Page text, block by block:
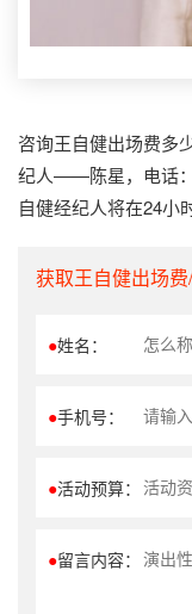
咨询王自健出场费多
纪人——陈星，电话
自健经纪人将在24小
获取王自健出场
●姓名：
●手机号：
●活动预算：
●留言内容：